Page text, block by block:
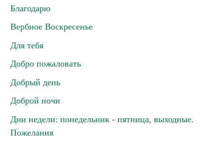
Благодарю
Вербное Воскресенье
Для тебя
Добро пожаловать
Добрый день
Доброй ночи
Дни недели: понедельник - пятница, выходные.
Пожелания